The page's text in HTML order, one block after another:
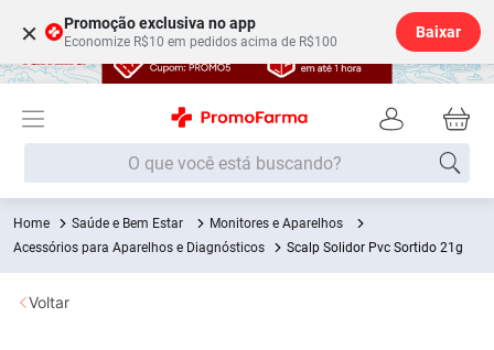
× Promoção exclusiva no app
Economize R$10 em pedidos acima de R$100
Baixar
O que você está buscando?
Saúde e Bem Estar
Monitores e Aparelhos
Acessórios para Aparelhos e Diagnósticos
Scalp Solidor Pvc Sortido 21g
Voltar
Termos mais buscados
1º Fralda
2